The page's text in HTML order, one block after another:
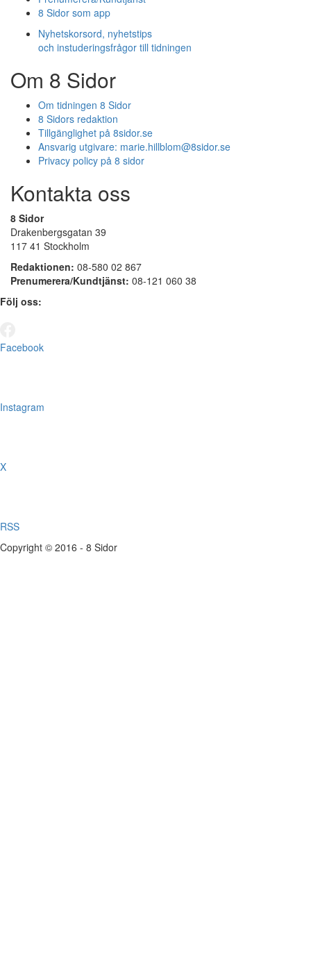
8 Sidor som app
Nyhetskorsord, nyhetstips
och instuderingsfrågor till tidningen
Om 8 Sidor
Om tidningen 8 Sidor
8 Sidors redaktion
Tillgänglighet på 8sidor.se
Ansvarig utgivare: marie.hillblom@8sidor.se
Privacy policy på 8 sidor
Kontakta oss
8 Sidor
Drakenbergsgatan 39
117 41 Stockholm
Redaktionen: 08-580 02 867
Prenumerera/Kundtjänst: 08-121 060 38
Följ oss:
Facebook
Instagram
X
RSS
Copyright © 2016 - 8 Sidor